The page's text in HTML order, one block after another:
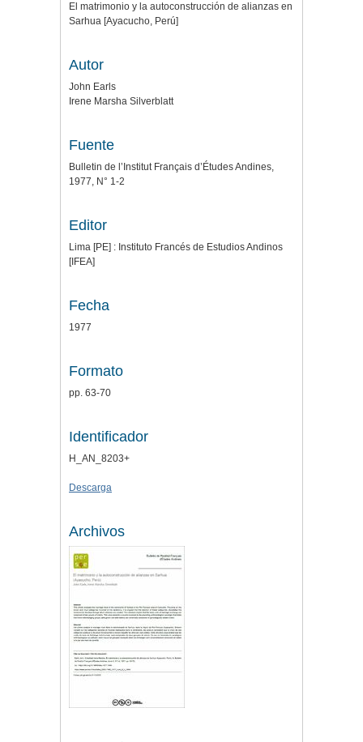
El matrimonio y la autoconstrucción de alianzas en
Sarhua [Ayacucho, Perú]
Autor
John Earls
Irene Marsha Silverblatt
Fuente
Bulletin de l’Institut Français d’Études Andines,
1977, N° 1-2
Editor
Lima [PE] : Instituto Francés de Estudios Andinos
[IFEA]
Fecha
1977
Formato
pp. 63-70
Identificador
H_AN_8203+
Descarga
Archivos